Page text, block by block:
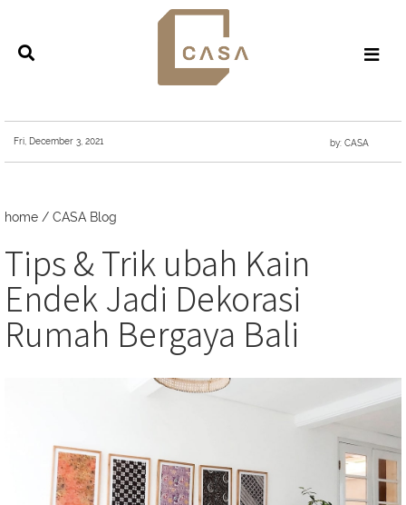
Fri, December 3, 2021 by: CASA
home / CASA Blog
Tips & Trik ubah Kain
Endek Jadi Dekorasi
Rumah Bergaya Bali